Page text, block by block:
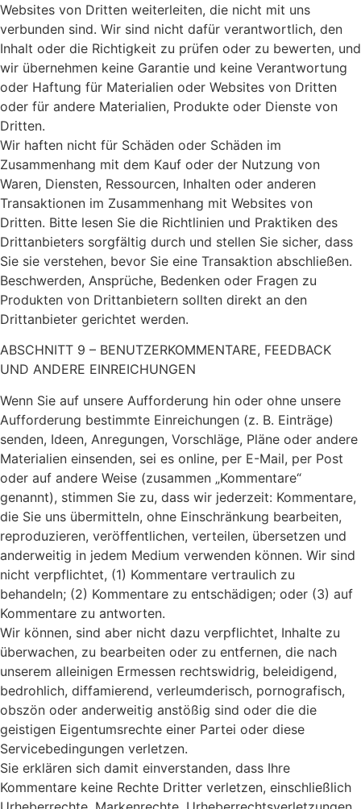
Websites von Dritten weiterleiten, die nicht mit uns
verbunden sind. Wir sind nicht dafür verantwortlich, den
Inhalt oder die Richtigkeit zu prüfen oder zu bewerten, und
wir übernehmen keine Garantie und keine Verantwortung
oder Haftung für Materialien oder Websites von Dritten
oder für andere Materialien, Produkte oder Dienste von
Dritten.
Wir haften nicht für Schäden oder Schäden im
Zusammenhang mit dem Kauf oder der Nutzung von
Waren, Diensten, Ressourcen, Inhalten oder anderen
Transaktionen im Zusammenhang mit Websites von
Dritten. Bitte lesen Sie die Richtlinien und Praktiken des
Drittanbieters sorgfältig durch und stellen Sie sicher, dass
Sie sie verstehen, bevor Sie eine Transaktion abschließen.
Beschwerden, Ansprüche, Bedenken oder Fragen zu
Produkten von Drittanbietern sollten direkt an den
Drittanbieter gerichtet werden.
ABSCHNITT 9 – BENUTZERKOMMENTARE, FEEDBACK
UND ANDERE EINREICHUNGEN
Wenn Sie auf unsere Aufforderung hin oder ohne unsere
Aufforderung bestimmte Einreichungen (z. B. Einträge)
senden, Ideen, Anregungen, Vorschläge, Pläne oder andere
Materialien einsenden, sei es online, per E-Mail, per Post
oder auf andere Weise (zusammen „Kommentare“
genannt), stimmen Sie zu, dass wir jederzeit: Kommentare,
die Sie uns übermitteln, ohne Einschränkung bearbeiten,
reproduzieren, veröffentlichen, verteilen, übersetzen und
anderweitig in jedem Medium verwenden können. Wir sind
nicht verpflichtet, (1) Kommentare vertraulich zu
behandeln; (2) Kommentare zu entschädigen; oder (3) auf
Kommentare zu antworten.
Wir können, sind aber nicht dazu verpflichtet, Inhalte zu
überwachen, zu bearbeiten oder zu entfernen, die nach
unserem alleinigen Ermessen rechtswidrig, beleidigend,
bedrohlich, diffamierend, verleumderisch, pornografisch,
obszön oder anderweitig anstößig sind oder die die
geistigen Eigentumsrechte einer Partei oder diese
Servicebedingungen verletzen.
Sie erklären sich damit einverstanden, dass Ihre
Kommentare keine Rechte Dritter verletzen, einschließlich